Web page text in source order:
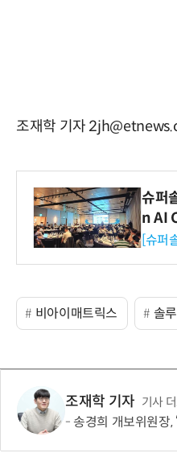
조재학 기자
슈퍼
n AI
리 성
[슈퍼
비아이매트릭스 솔
조재학 기자 기사 더
송경희 개보위원장, “쿠팡 3000건